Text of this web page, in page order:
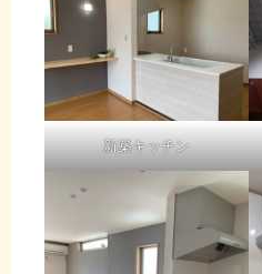
新築キッチン